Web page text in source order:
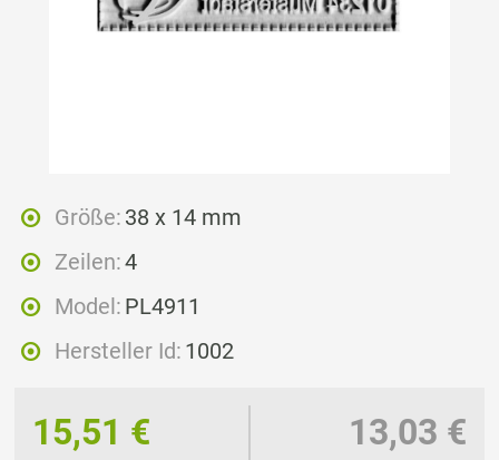
Größe: 38 x 14 mm
Zeilen:4
Model: PL4911
Hersteller Id: 1002
15,51 € 13,03 €